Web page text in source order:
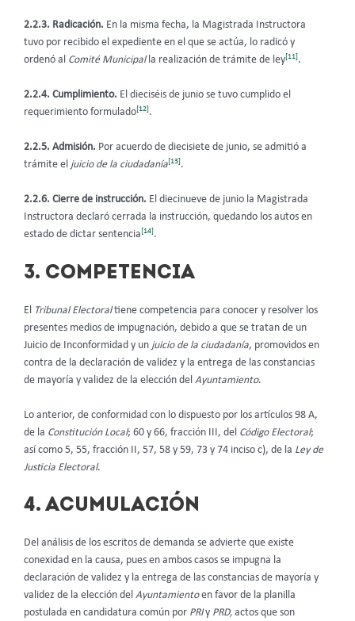
2.2.3. Radicación. En la misma fecha, la Magistrada Instructora
tuvo por recibido el expediente en el que se actúa, lo radicó y
ordenó al Comité Municipalla realización de trámite de ley[11].
2.2.4. Cumplimiento. El dieciséis de junio se tuvo cumplido el
requerimiento formulado[12].
2.2.5. Admisión. Por acuerdo de diecisiete de junio, se admitió a
trámite el juicio de la ciudadanía[13].
2.2.6. Cierre de instrucción. El diecinueve de junio la Magistrada
Instructora declaró cerrada la instrucción, quedando los autos en
estado de dictar sentencia[14].
3. COMPETENCIA
El Tribunal Electoraltiene competencia para conocer y resolver los
presentes medios de impugnación, debido a que se tratan de un
Juicio de Inconformidad y un juicio de la ciudadanía, promovidos en
contra de la declaración de validez y la entrega de las constancias
de mayoría y validez de la elección del Ayuntamiento.
Lo anterior, de conformidad con lo dispuesto por los artículos 98 A,
de la Constitución Local; 60 y 66, fracción III, del Código Electoral;
así como 5, 55, fracción II, 57, 58 y 59, 73 y 74 inciso c), de la Ley de
Justicia Electoral.
4. ACUMULACIÓN
Del análisis de los escritos de demanda se advierte que existe
conexidad en la causa, pues en ambos casos se impugna la
declaración de validez y la entrega de las constancias de mayoría y
validez de la elección del Ayuntamientoen favor de la planilla
postulada en candidatura común por PRIy PRD, actos que son